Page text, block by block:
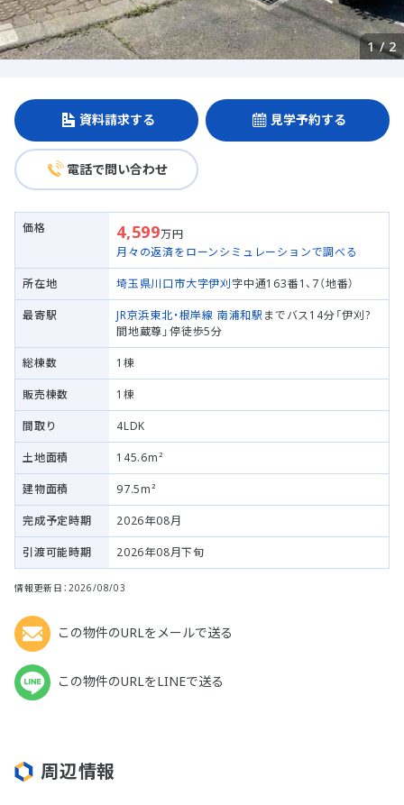
1/2
資料請求する 見学予約する
電話で問い合わせ
価格 4,599万円
月々の返済をローンシミュレーションで調べる
所在地 埼玉県川口市大字伊刈字中通163番1、7（地番）
最寄駅 JR京浜東北・根岸線 南浦和駅 までバス14分「伊刈?
間地蔵尊」停徒歩5分
総棟数 1棟
販売棟数 1棟
間取り 4LDK
土地面積 145.6m²
建物面積 97.5m²
完成予定時期 2026年08月
引渡可能時期 2026年08月下旬
情報更新日：2026/08/03
この物件のURLをメールで送る
この物件のURLをLINEで送る
周辺情報